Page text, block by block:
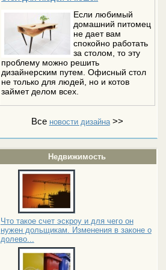
Если любимый
домашний питомец
не дает вам
спокойно работать
за столом, то эту
проблему можно решить
дизайнерским путем. Офисный стол
не только для людей, но и котов
займет делом всех.
Все новости дизайна>>
Недвижимость
Что такое счет эскроу и для чего он
нужен дольщикам. Изменения в законе о
долево...